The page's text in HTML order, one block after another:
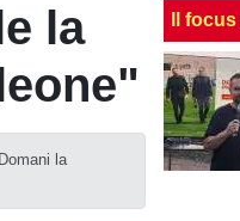
la
la
Il focus